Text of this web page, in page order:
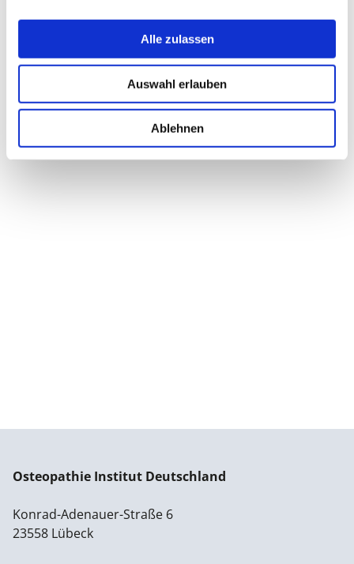
Alle zulassen
Auswahl erlauben
Ablehnen
Osteopathie Institut Deutschland
Konrad-Adenauer-Straße 6
23558 Lübeck